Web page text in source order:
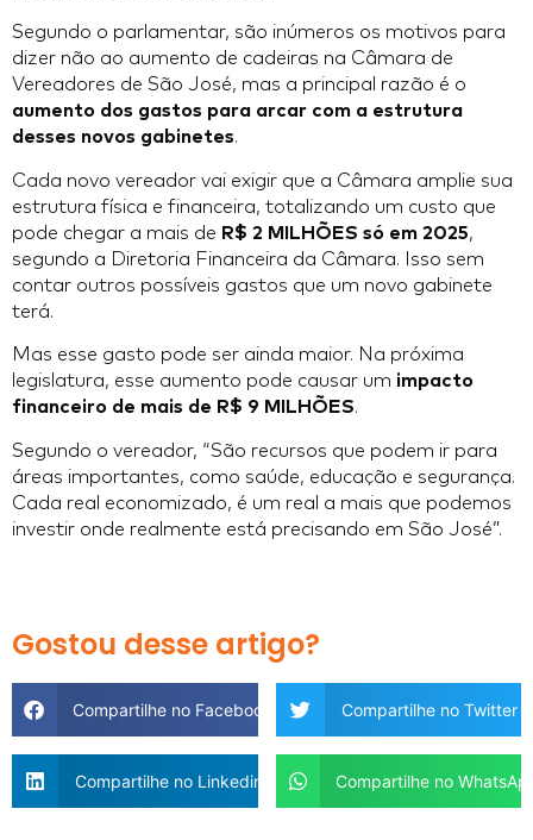
Segundo o parlamentar, são inúmeros os motivos para
dizer não ao aumento de cadeiras na Câmara de
Vereadores de São José, mas a principal razão é o
aumento dos gastos para arcar com a estrutura
desses novos gabinetes.
Cada novo vereador vai exigir que a Câmara amplie sua
estrutura física e financeira, totalizando um custo que
pode chegar a mais de R$ 2 MILHÕES só em 2025,
segundo a Diretoria Financeira da Câmara. Isso sem
contar outros possíveis gastos que um novo gabinete
terá.
Mas esse gasto pode ser ainda maior. Na próxima
legislatura, esse aumento pode causar um impacto
financeiro de mais de R$ 9 MILHÕES.
Segundo o vereador, “São recursos que podem ir para
áreas importantes, como saúde, educação e segurança.
Cada real economizado, é um real a mais que podemos
investir onde realmente está precisando em São José”.
Gostou desse artigo?
Compartilhe no Facebook Compartilhe no Twitter
Compartilhe no Linkedin Compartilhe no